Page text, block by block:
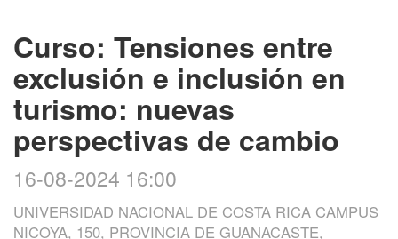
Curso: Tensiones entre
exclusión e inclusión en
turismo: nuevas
perspectivas de cambio
16-08-2024 16:00
UNIVERSIDAD NACIONAL DE COSTA RICA CAMPUS
NICOYA, 150, PROVINCIA DE GUANACASTE,